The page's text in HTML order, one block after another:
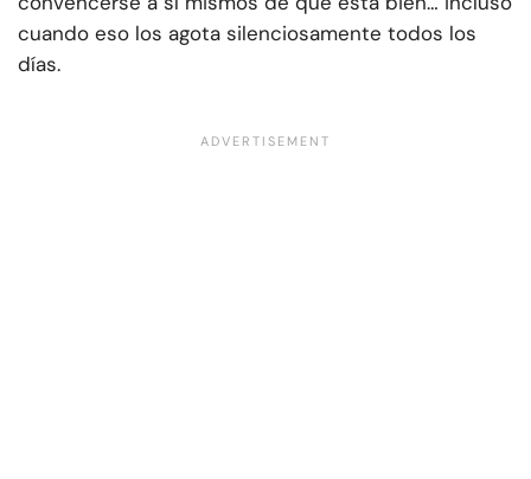
cuando eso los agota silenciosamente todos los
días.